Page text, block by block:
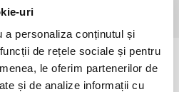
uri
a personaliza conținutul și
de rețele sociale și pentru
le oferim partenerilor de
și de analize informații cu
nu mai este valabila.
a expirat.